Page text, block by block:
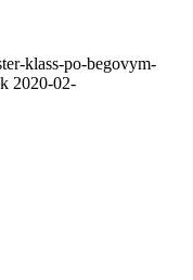
klass-po-begovym-
2020-02-